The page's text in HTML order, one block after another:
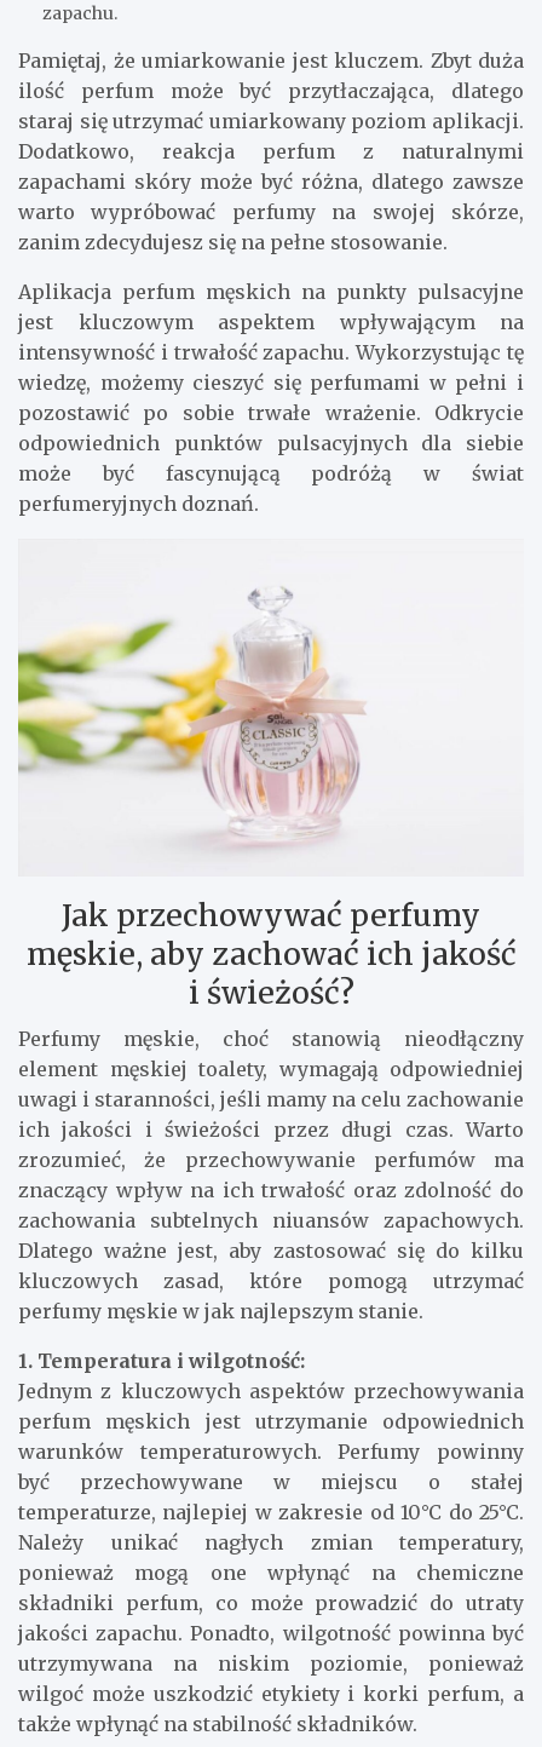
zapachu.
Pamiętaj, że umiarkowanie jest kluczem. Zbyt duża
ilość perfum może być przytłaczająca, dlatego
staraj się utrzymać umiarkowany poziom aplikacji.
Dodatkowo, reakcja perfum z naturalnymi
zapachami skóry może być różna, dlatego zawsze
warto wypróbować perfumy na swojej skórze,
zanim zdecydujesz się na pełne stosowanie.
Aplikacja perfum męskich na punkty pulsacyjne
jest kluczowym aspektem wpływającym na
intensywność i trwałość zapachu. Wykorzystując tę
wiedzę, możemy cieszyć się perfumami w pełni i
pozostawić po sobie trwałe wrażenie. Odkrycie
odpowiednich punktów pulsacyjnych dla siebie
może być fascynującą podróżą w świat
perfumeryjnych doznań.
Jak przechowywać perfumy
męskie, aby zachować ich jakość
i świeżość?
Perfumy męskie, choć stanowią nieodłączny
element męskiej toalety, wymagają odpowiedniej
uwagi i staranności, jeśli mamy na celu zachowanie
ich jakości i świeżości przez długi czas. Warto
zrozumieć, że przechowywanie perfumów ma
znaczący wpływ na ich trwałość oraz zdolność do
zachowania subtelnych niuansów zapachowych.
Dlatego ważne jest, aby zastosować się do kilku
kluczowych zasad, które pomogą utrzymać
perfumy męskie w jak najlepszym stanie.
1. Temperatura i wilgotność:
Jednym z kluczowych aspektów przechowywania
perfum męskich jest utrzymanie odpowiednich
warunków temperaturowych. Perfumy powinny
być przechowywane w miejscu o stałej
temperaturze, najlepiej w zakresie od 10°C do 25°C.
Należy unikać nagłych zmian temperatury,
ponieważ mogą one wpłynąć na chemiczne
składniki perfum, co może prowadzić do utraty
jakości zapachu. Ponadto, wilgotność powinna być
utrzymywana na niskim poziomie, ponieważ
wilgoć może uszkodzić etykiety i korki perfum, a
także wpłynąć na stabilność składników.